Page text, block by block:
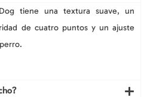
tiene una textura suave, un
de cuatro puntos y un ajuste